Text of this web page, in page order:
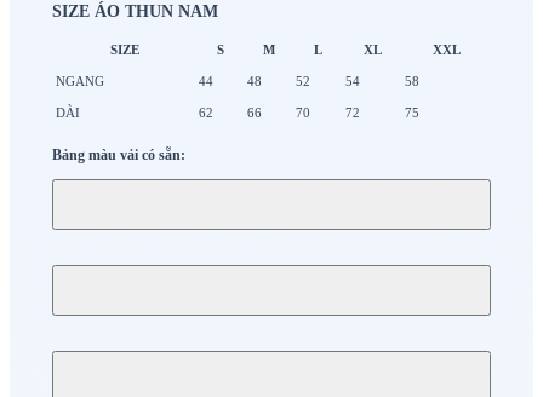
SIZE ÁO THUN NAM
SIZE S M L XL XXL
NGANG 44 48 52 54 58
DÀI 62 66 70 72 75
Bảng màu vải có sẵn: